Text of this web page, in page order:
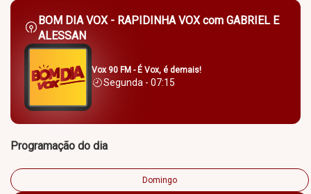
BOM DIA VOX - RAPIDINHA VOX com GABRIEL E
ALESSAN
Vox 90 FM - É Vox, é demais!
Segunda - 07:15
Programação do dia
Domingo